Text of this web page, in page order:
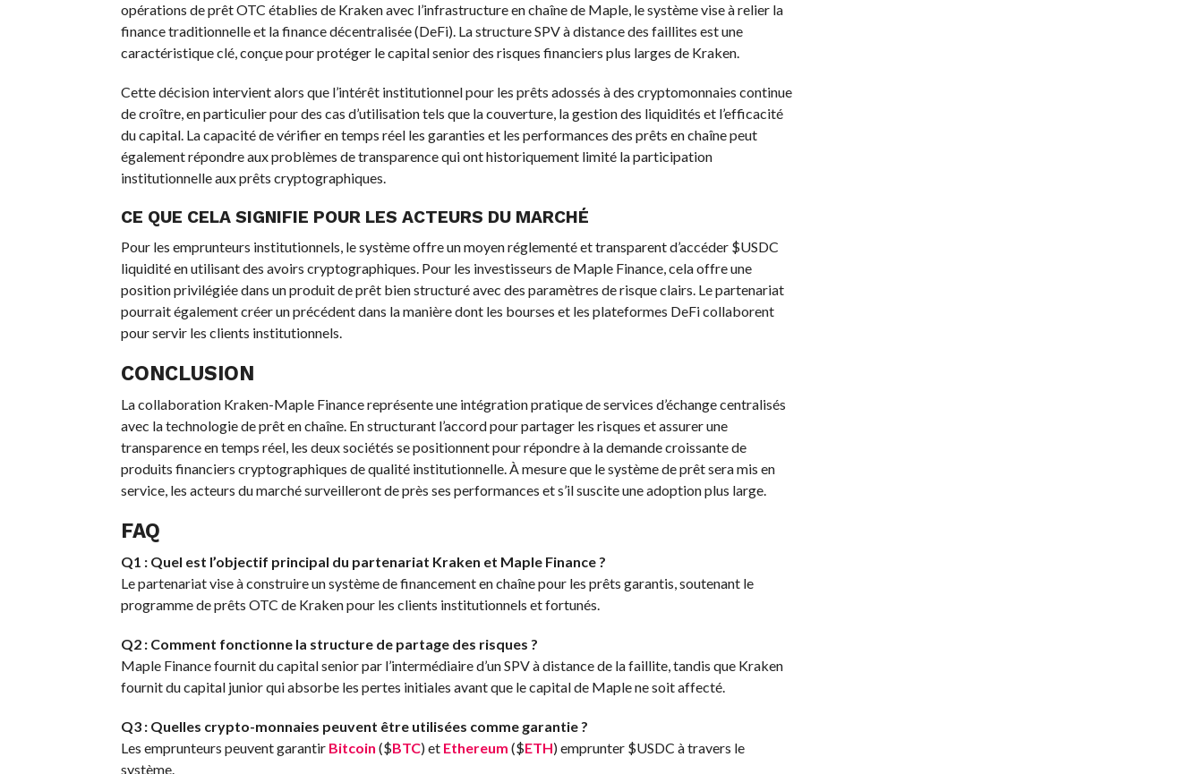
opérations de prêt OTC établies de Kraken avec l’infrastructure en chaîne de Maple, le système vise à relier la
finance traditionnelle et la finance décentralisée (DeFi). La structure SPV à distance des faillites est une
caractéristique clé, conçue pour protéger le capital senior des risques financiers plus larges de Kraken.
Cette décision intervient alors que l’intérêt institutionnel pour les prêts adossés à des cryptomonnaies continue
de croître, en particulier pour des cas d’utilisation tels que la couverture, la gestion des liquidités et l’efficacité
du capital. La capacité de vérifier en temps réel les garanties et les performances des prêts en chaîne peut
également répondre aux problèmes de transparence qui ont historiquement limité la participation
institutionnelle aux prêts cryptographiques.
CE QUE CELA SIGNIFIE POUR LES ACTEURS DU MARCHÉ
Pour les emprunteurs institutionnels, le système offre un moyen réglementé et transparent d’accéder $USDC
liquidité en utilisant des avoirs cryptographiques. Pour les investisseurs de Maple Finance, cela offre une
position privilégiée dans un produit de prêt bien structuré avec des paramètres de risque clairs. Le partenariat
pourrait également créer un précédent dans la manière dont les bourses et les plateformes DeFi collaborent
pour servir les clients institutionnels.
CONCLUSION
La collaboration Kraken-Maple Finance représente une intégration pratique de services d’échange centralisés
avec la technologie de prêt en chaîne. En structurant l’accord pour partager les risques et assurer une
transparence en temps réel, les deux sociétés se positionnent pour répondre à la demande croissante de
produits financiers cryptographiques de qualité institutionnelle. À mesure que le système de prêt sera mis en
service, les acteurs du marché surveilleront de près ses performances et s’il suscite une adoption plus large.
FAQ
Q1 : Quel est l’objectif principal du partenariat Kraken et Maple Finance ?
Le partenariat vise à construire un système de financement en chaîne pour les prêts garantis, soutenant le
programme de prêts OTC de Kraken pour les clients institutionnels et fortunés.
Q2 : Comment fonctionne la structure de partage des risques ?
Maple Finance fournit du capital senior par l’intermédiaire d’un SPV à distance de la faillite, tandis que Kraken
fournit du capital junior qui absorbe les pertes initiales avant que le capital de Maple ne soit affecté.
Q3 : Quelles crypto-monnaies peuvent être utilisées comme garantie ?
Les emprunteurs peuvent garantir Bitcoin ($BTC) et Ethereum ($ETH) emprunter $USDC à travers le
système.